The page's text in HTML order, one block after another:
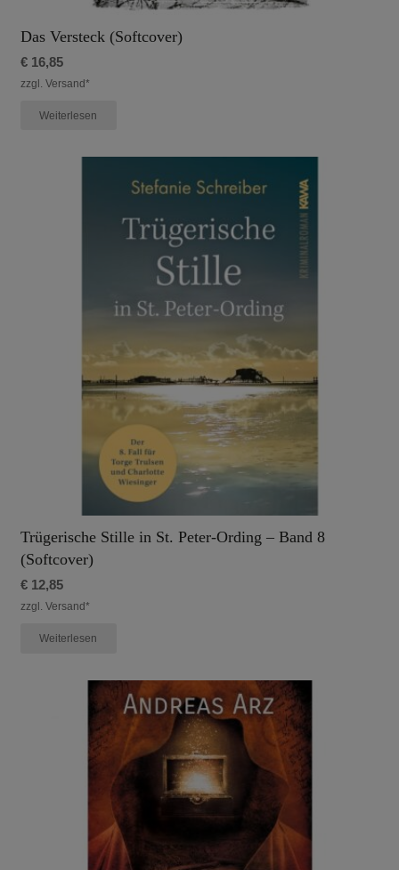
Das Versteck (Softcover)
€16,85
zzgl. Versand*
Weiterlesen
Trügerische Stille in St. Peter-Ording – Band 8
(Softcover)
€12,85
zzgl. Versand*
Weiterlesen